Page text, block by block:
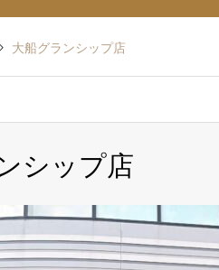
大船グランシップ店
シップ店